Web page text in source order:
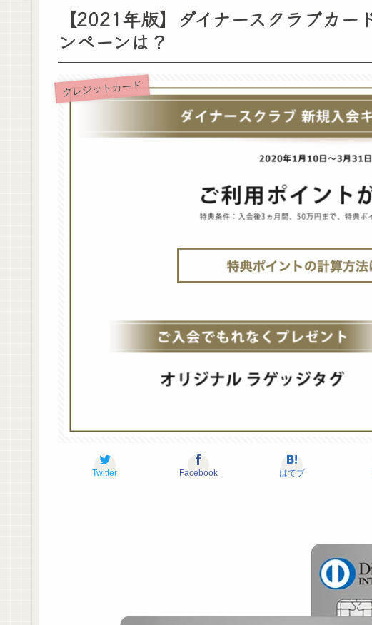
【2021年版】ダイナースクラブカ
ンペーンは？
クレジットカード
Twitter Facebook はてブ